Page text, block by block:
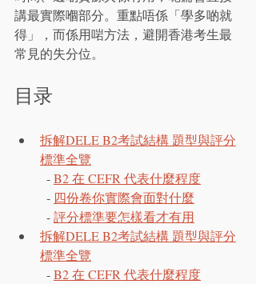
講最實際嗰部分。重點唔係「學多啲就
得」，而係用啱方法，避開香港考生最
常見的失分位。
目录
拆解DELE B2考試結構 題型與評分
標準全覽
  -
B2 在 CEFR 代表什麼程度
  -
四份卷你實際會面對什麼
  -
評分標準要怎樣看才有用
拆解DELE B2考試結構 題型與評分
標準全覽
  -
B2 在 CEFR 代表什麼程度